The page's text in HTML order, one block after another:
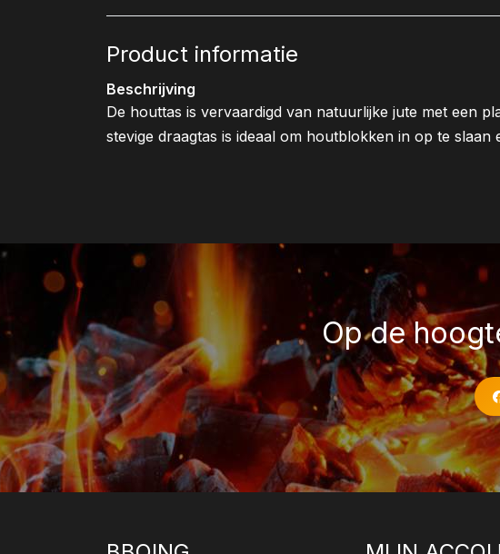
Product informatie
Beschrijving
De houttas is vervaardigd van natuurlijke jute met een
stevige draagtas is ideaal om houtblokken in op te slaan
Op de